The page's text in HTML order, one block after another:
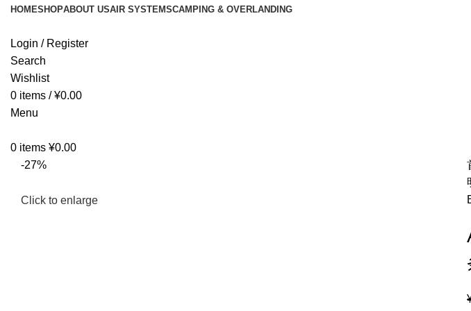
HOMESHOPABOUT USAIR SYSTEMSCAMPING & OVERLANDING
Login / Register
Search
Wishlist
0 items / ¥0.00
Menu
0 items ¥0.00
-27%
Click to enlarge